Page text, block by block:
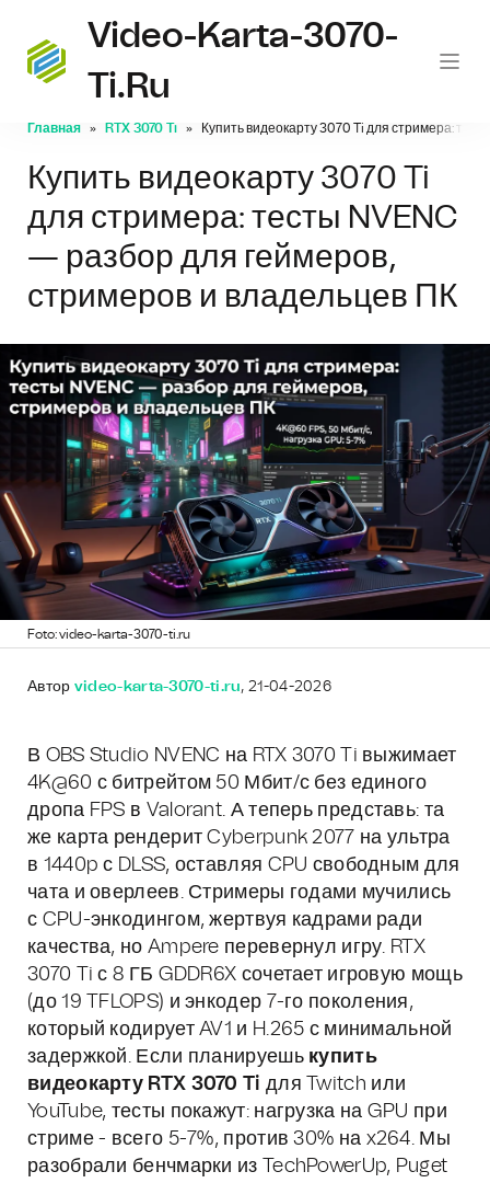
Video-Karta-3070-
Ti.ru
Главная RTX 3070 Ti Купить видеокарту 3070 Ti для стримера:
Купить видеокарту 3070 Ti
для стримера: тесты NVENC
— разбор для геймеров,
стримеров и владельцев ПК
Foto: video-karta-3070-ti.ru
Автор video-karta-3070-ti.ru, 21-04-2026
В OBS Studio NVENC на RTX 3070 Ti выжимает
4K@60 с битрейтом 50 Мбит/с без единого
дропа FPS в Valorant. А теперь представь: та
же карта рендерит Cyberpunk 2077 на ультра
в 1440p с DLSS, оставляя CPU свободным для
чата и оверлеев. Стримеры годами мучились
с CPU-энкодингом, жертвуя кадрами ради
качества, но Ampere перевернул игру. RTX
3070 Ti с 8 ГБ GDDR6X сочетает игровую мощь
(до 19 TFLOPS) и энкодер 7-го поколения,
который кодирует AV1 и H.265 с минимальной
задержкой. Если планируешь купить
видеокарту RTX 3070 Ti для Twitch или
YouTube, тесты покажут: нагрузка на GPU при
стриме - всего 5-7%, против 30% на x264. Мы
разобрали бенчмарки из TechPowerUp, Puget